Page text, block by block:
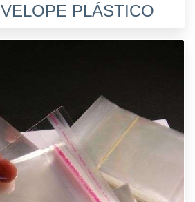
PLÁSTICO